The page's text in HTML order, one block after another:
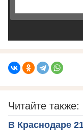
Читайте также:
В Краснодаре